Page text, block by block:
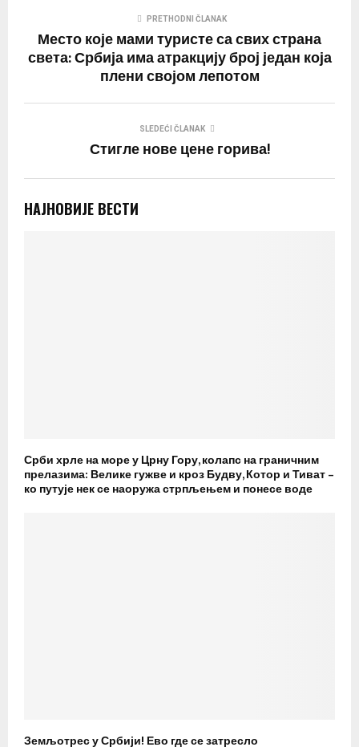
PRETHODNI ČLANAK
Место које мами туристе са свих страна
света: Србија има атракцију број један која
плени својом лепотом
SLEDEĆI ČLANAK
Стигле нове цене горива!
НАЈНОВИЈЕ ВЕСТИ
Срби хрле на море у Црну Гору, колапс на граничним
прелазима: Велике гужве и кроз Будву, Котор и Тиват –
ко путује нек се наоружа стрпљењем и понесе воде
Земљотрес у Србији! Ево где се затресло